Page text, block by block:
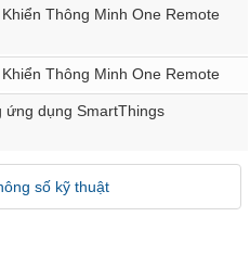
Thông Minh One Remote
Thông Minh One Remote
ứng dụng SmartThings
số kỹ thuật